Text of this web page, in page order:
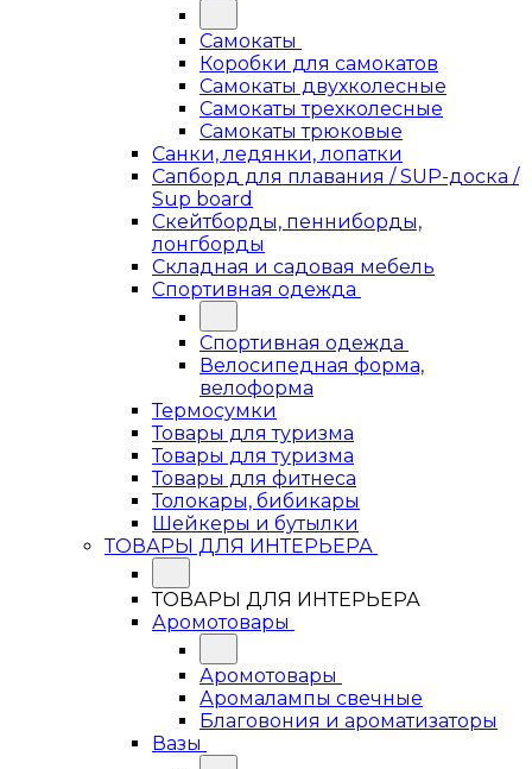
Самокаты
Коробки для самокатов
Самокаты двухколесные
Самокаты трехколесные
Самокаты трюковые
Санки, ледянки, лопатки
Сапборд для плавания / SUP-доска /
Sup board
Скейтборды, пенниборды,
лонгборды
Складная и садовая мебель
Спортивная одежда
Спортивная одежда
Велосипедная форма,
велоформа
Термосумки
Товары для туризма
Товары для туризма
Товары для фитнеса
Толокары, бибикары
Шейкеры и бутылки
ТОВАРЫ ДЛЯ ИНТЕРЬЕРА
ТОВАРЫ ДЛЯ ИНТЕРЬЕРА
Аромотовары
Аромотовары
Аромалампы свечные
Благовония и ароматизаторы
Вазы